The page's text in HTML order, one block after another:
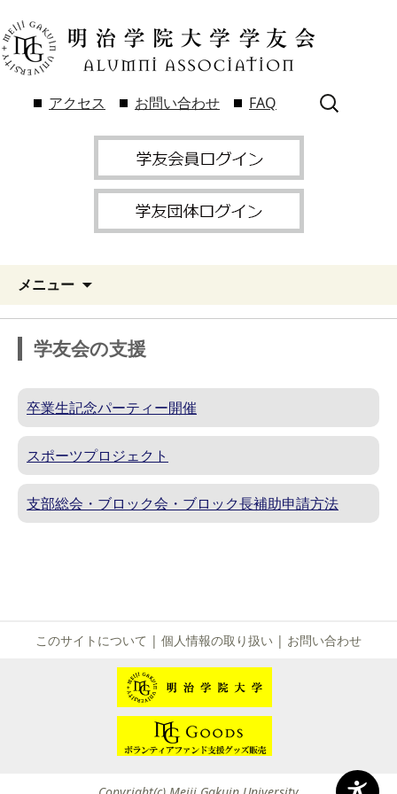
アクセス お問い合わせ FAQ
検
索:
メニュー
学友会の支援
卒業生記念パーティー開催
スポーツプロジェクト
支部総会・ブロック会・ブロック長補助申請方法
このサイトについて | 個人情報の取り扱い | お問い合わせ